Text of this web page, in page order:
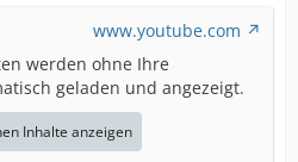
www.youtube.com
werden ohne Ihre
geladen und angezeigt.
Inhalte anzeigen